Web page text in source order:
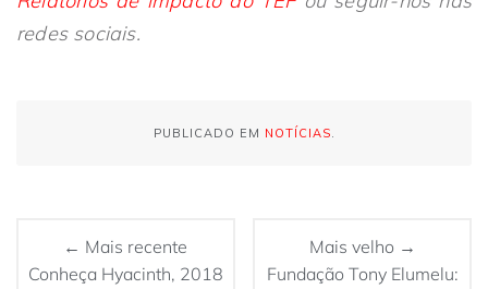
redes sociais.
PUBLICADO EM NOTÍCIAS.
← Mais recente
Conheça Hyacinth, 2018
Mais velho →
Fundação Tony Elumelu: